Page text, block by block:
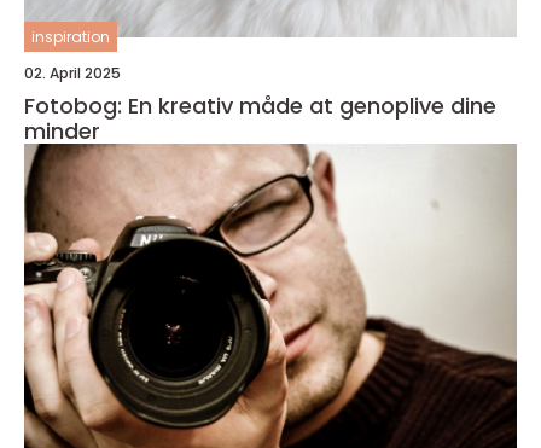
inspiration
02. April 2025
Fotobog: En kreativ måde at genoplive dine
minder